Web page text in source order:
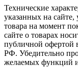
Технические
указанных на сайте,
товара на момент
сайте о товарах
публичной офертой
РФ. Убедительно
желаемых функций